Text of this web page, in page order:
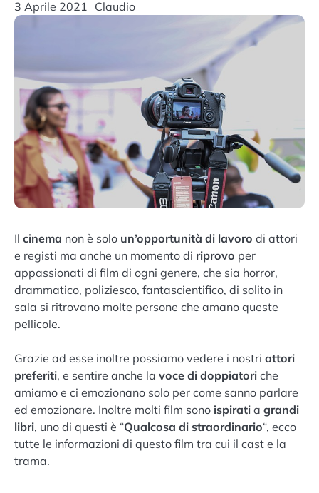
3 Aprile 2021 Claudio
Il cinema non è solo un’opportunità di lavoro di attori
e registi ma anche un momento di riprovo per
appassionati di film di ogni genere, che sia horror,
drammatico, poliziesco, fantascientifico, di solito in
sala si ritrovano molte persone che amano queste
pellicole.
Grazie ad esse inoltre possiamo vedere i nostri attori
preferiti, e sentire anche la voce di doppiatori che
amiamo e ci emozionano solo per come sanno parlare
ed emozionare. Inoltre molti film sono ispirati a grandi
libri, uno di questi è “Qualcosa di straordinario“, ecco
tutte le informazioni di questo film tra cui il cast e la
trama.